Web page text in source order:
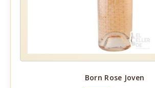
Born Rose Joven